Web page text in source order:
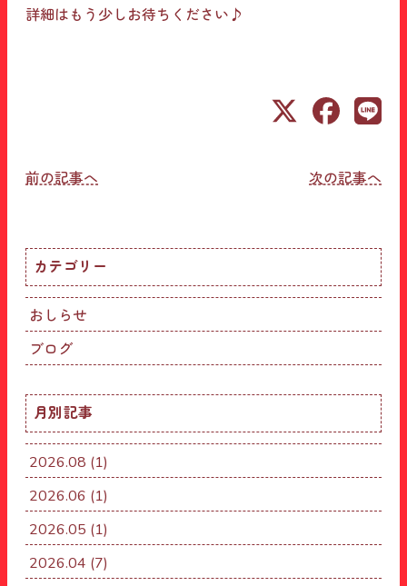
詳細は⁡もう少しお待ちください♪
投
ナ
ビ
ゲ
ー
ョ
ン
前の記事へ 次の記事へ
カテゴリー
おしらせ
ブログ
月別記事
2026.08 (1)
2026.06 (1)
2026.05 (1)
2026.04 (7)